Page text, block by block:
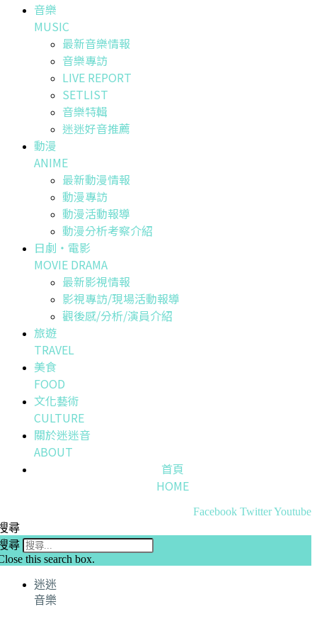
音樂
MUSIC
最新音樂情報
音樂專訪
LIVE REPORT
SETLIST
音樂特輯
迷迷好音推薦
動漫
ANIME
最新動漫情報
動漫專訪
動漫活動報導
動漫分析考察介紹
日劇・電影
MOVIE DRAMA
最新影視情報
影視專訪/現場活動報導
觀後感/分析/演員介紹
旅遊
TRAVEL
美食
FOOD
文化藝術
CULTURE
關於迷迷音
ABOUT
首頁
HOME
Facebook TwitterYoutube
尋
尋
this search box.
迷迷
音樂